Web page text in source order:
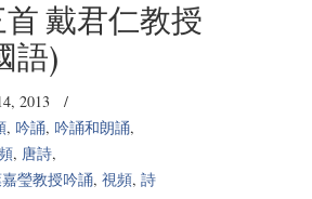
戴君仁教授
語)
2013
/
, 吟誦, 吟誦和朗誦,
, 唐詩,
瑩教授吟誦, 視頻, 詩